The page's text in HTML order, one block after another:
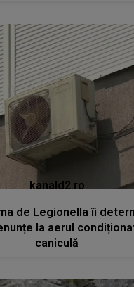
kanald2.ro
de Legionella îi
la aerul
caniculă